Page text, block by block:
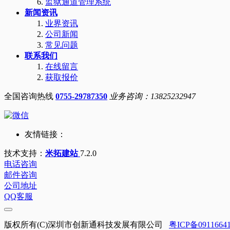
新闻资讯
业界资讯
公司新闻
常见问题
联系我们
在线留言
获取报价
全国咨询热线 0755-29787350 业务咨询：13825232947
友情链接：
技术支持： 米拓建站 7.2.0
电话咨询
邮件咨询
公司地址
QQ客服
版权所有(C)深圳市创新通科技发展有限公司 粤ICP备